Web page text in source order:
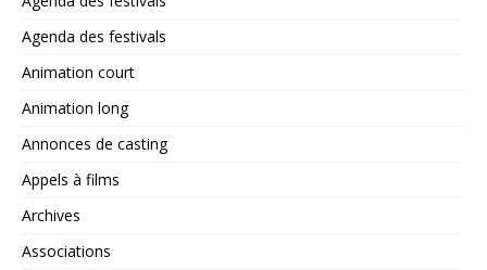
Agenda des festivals
Animation court
Animation long
Annonces de casting
Appels à films
Archives
Associations